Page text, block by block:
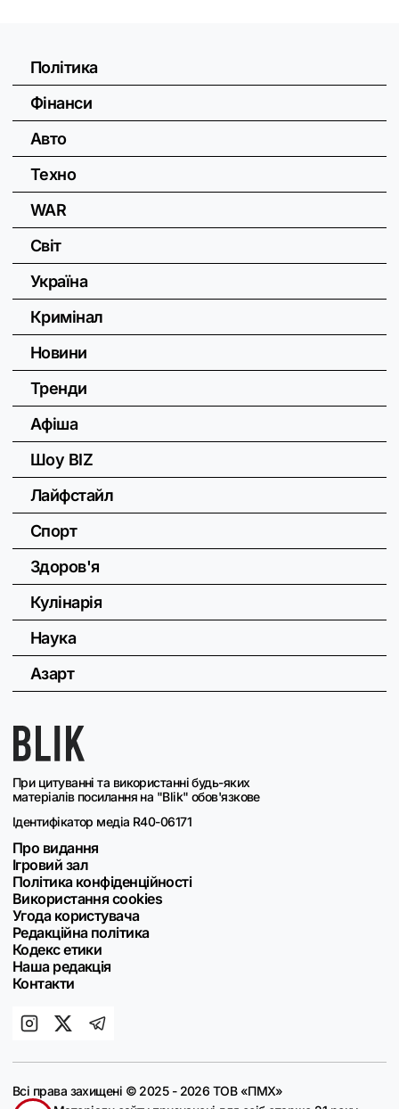
При цитуванні та використанні будь-яких
матеріалів посилання на "Blik" обов'язкове
Ідентифікатор медіа R40-06171
Про видання
Ігровий зал
Політика конфіденційності
Використання cookies
Угода користувача
Редакційна політика
Кодекс етики
Наша редакція
Контакти
Політика
Фінанси
Авто
Техно
WAR
Світ
Україна
Кримінал
Новини
Тренди
Афіша
Шоу BIZ
Лайфстайл
Спорт
Здоров'я
Кулінарія
Наука
Азарт
Всі права захищені © 2025 - 2026 ТОВ «ПМХ»